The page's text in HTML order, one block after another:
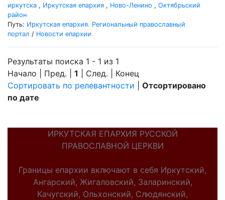
иркутска , Иркутская епархия , Ново-Ленино , Октябрьский
район
Путь: Иркутская епархия. Региональный православный
портал / Новости епархии
Результаты поиска 1 - 1 из 1
Начало | Пред. | 1 | След. | Конец
Сортировать по релевантности
Отсортировано
по дате
ИРКУТСКАЯ ЕПАРХИЯ РУССКОЙ
ПРАВОСЛАВНОЙ ЦЕРКВИ
Границы епархии включают в себя Иркутский,
Ангарский, Жигаловский, Заларинский,
Качугский, Ольхонский, Слюдянский,